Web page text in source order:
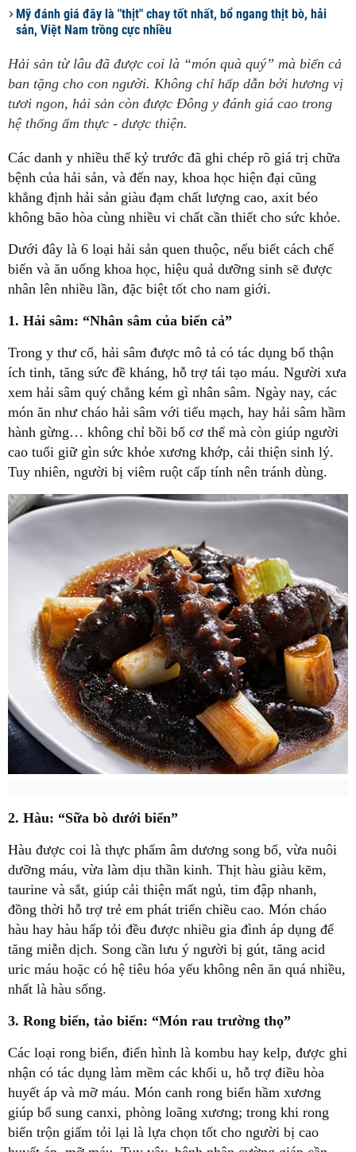
Mỹ đánh giá đây là "thịt" chay tốt nhất, bổ ngang thịt bò, hải
sản, Việt Nam trồng cực nhiều
Hải sản từ lâu đã được coi là “món quà quý” mà biển cả
ban tặng cho con người. Không chỉ hấp dẫn bởi hương vị
tươi ngon, hải sản còn được Đông y đánh giá cao trong
hệ thống ẩm thực - dược thiện.
Các danh y nhiều thế kỷ trước đã ghi chép rõ giá trị chữa
bệnh của hải sản, và đến nay, khoa học hiện đại cũng
khẳng định hải sản giàu đạm chất lượng cao, axit béo
không bão hòa cùng nhiều vi chất cần thiết cho sức khỏe.
Dưới đây là 6 loại hải sản quen thuộc, nếu biết cách chế
biến và ăn uống khoa học, hiệu quả dưỡng sinh sẽ được
nhân lên nhiều lần, đặc biệt tốt cho nam giới.
1. Hải sâm: “Nhân sâm của biển cả”
Trong y thư cổ, hải sâm được mô tả có tác dụng bổ thận
ích tinh, tăng sức đề kháng, hỗ trợ tái tạo máu. Người xưa
xem hải sâm quý chẳng kém gì nhân sâm. Ngày nay, các
món ăn như cháo hải sâm với tiểu mạch, hay hải sâm hầm
hành gừng… không chỉ bồi bổ cơ thể mà còn giúp người
cao tuổi giữ gìn sức khỏe xương khớp, cải thiện sinh lý.
Tuy nhiên, người bị viêm ruột cấp tính nên tránh dùng.
2. Hàu: “Sữa bò dưới biển”
Hàu được coi là thực phẩm âm dương song bổ, vừa nuôi
dưỡng máu, vừa làm dịu thần kinh. Thịt hàu giàu kẽm,
taurine và sắt, giúp cải thiện mất ngủ, tim đập nhanh,
đồng thời hỗ trợ trẻ em phát triển chiều cao. Món cháo
hàu hay hàu hấp tỏi đều được nhiều gia đình áp dụng để
tăng miễn dịch. Song cần lưu ý người bị gút, tăng acid
uric máu hoặc có hệ tiêu hóa yếu không nên ăn quá nhiều,
nhất là hàu sống.
3. Rong biển, tảo biển: “Món rau trường thọ”
Các loại rong biển, điển hình là kombu hay kelp, được ghi
nhận có tác dụng làm mềm các khối u, hỗ trợ điều hòa
huyết áp và mỡ máu. Món canh rong biển hầm xương
giúp bổ sung canxi, phòng loãng xương; trong khi rong
biển trộn giấm tỏi lại là lựa chọn tốt cho người bị cao